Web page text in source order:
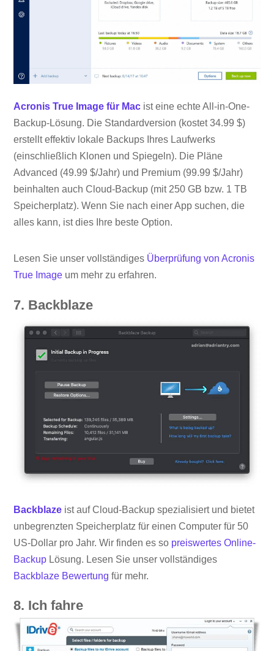
Acronis True Image für Mac ist eine echte All-in-One-
Backup-Lösung. Die Standardversion (kostet 34.99 $)
erstellt effektiv lokale Backups Ihres Laufwerks
(einschließlich Klonen und Spiegeln). Die Pläne
Advanced (49.99 $/Jahr) und Premium (99.99 $/Jahr)
beinhalten auch Cloud-Backup (mit 250 GB bzw. 1 TB
Speicherplatz). Wenn Sie nach einer App suchen, die
alles kann, ist dies Ihre beste Option.
Lesen Sie unser vollständiges Überprüfung von Acronis
True Image um mehr zu erfahren.
7. Backblaze
Backblaze ist auf Cloud-Backup spezialisiert und bietet
unbegrenzten Speicherplatz für einen Computer für 50
US-Dollar pro Jahr. Wir finden es so preiswertes Online-
Backup Lösung. Lesen Sie unser vollständiges
Backblaze Bewertung für mehr.
8. Ich fahre